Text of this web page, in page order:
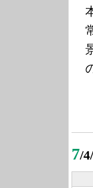
7/